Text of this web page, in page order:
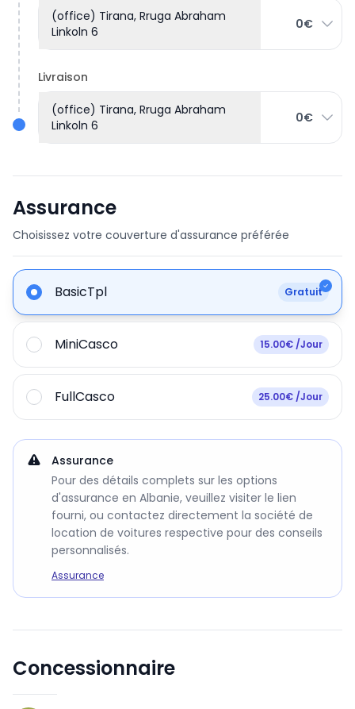
(office) Tirana, Rruga Abraham
Linkoln 6
0€
Livraison
(office) Tirana, Rruga Abraham
Linkoln 6
0€
Assurance
Choisissez votre couverture d'assurance préférée
BasicTpl Gratuit
MiniCasco 15.00€ /Jour
FullCasco 25.00€ /Jour
Assurance
Pour des détails complets sur les options
d'assurance en Albanie, veuillez visiter le lien
fourni, ou contactez directement la société de
location de voitures respective pour des conseils
personnalisés.
Assurance
Concessionnaire